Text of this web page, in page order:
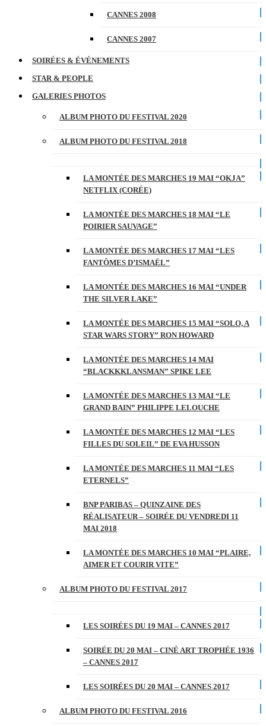
CANNES 2008
CANNES 2007
SOIRÉES & ÉVÉNEMENTS
STAR & PEOPLE
GALERIES PHOTOS
ALBUM PHOTO DU FESTIVAL 2020
ALBUM PHOTO DU FESTIVAL 2018
LA MONTÉE DES MARCHES 19 MAI “OKJA”
NETFLIX (CORÉE)
LA MONTÉE DES MARCHES 18 MAI “LE
POIRIER SAUVAGE”
LA MONTÉE DES MARCHES 17 MAI “LES
FANTÔMES D’ISMAËL”
LA MONTÉE DES MARCHES 16 MAI “UNDER
THE SILVER LAKE”
LA MONTÉE DES MARCHES 15 MAI “SOLO, A
STAR WARS STORY” RON HOWARD
LA MONTÉE DES MARCHES 14 MAI
“BLACKKKLANSMAN” SPIKE LEE
LA MONTÉE DES MARCHES 13 MAI “LE
GRAND BAIN” PHILIPPE LELOUCHE
LA MONTÉE DES MARCHES 12 MAI “LES
FILLES DU SOLEIL” DE EVA HUSSON
LA MONTÉE DES MARCHES 11 MAI “LES
ETERNELS”
BNP PARIBAS – QUINZAINE DES
RÉALISATEUR – SOIRÉE DU VENDREDI 11
MAI 2018
LA MONTÉE DES MARCHES 10 MAI “PLAIRE,
AIMER ET COURIR VITE”
ALBUM PHOTO DU FESTIVAL 2017
LES SOIRÉES DU 19 MAI – CANNES 2017
SOIRÉE DU 20 MAI – CINÉ ART TROPHÉE 1936
– CANNES 2017
LES SOIRÉES DU 20 MAI – CANNES 2017
ALBUM PHOTO DU FESTIVAL 2016